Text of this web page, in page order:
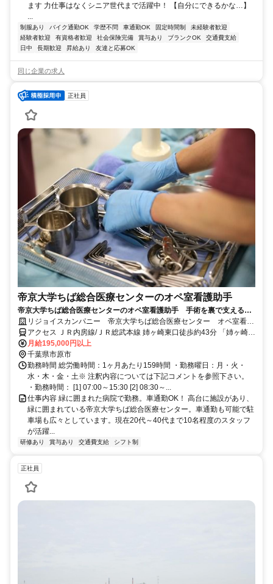
ます 力仕事はなくシニア世代まで活躍中！ 【自分にできるかな…】
...
制服あり バイク通勤OK 学歴不問 車通勤OK 固定時間制
未経験者歓迎
経験者歓迎
有資格者歓迎 社会保険完備 賞与あり ブランクOK
交通費支給
日中
長期歓迎 昇給あり 友達と応募OK
同じ企業の求人
正社員
帝京大学ちば総合医療センターのオペ室看護助手
帝京大学ちば総合医療センターのオペ室看護助手 手術を裏で支えるお
仕事！リジョイスカンパニー 帝京大学ちば総合医療センター オペ室看護
助手
アクセス ＪＲ内房線/ＪＲ総武本線 姉ヶ崎東口徒歩約43分 「姉ヶ崎
駅」よりバス15分
月給195,000円以上
千葉県市原市
勤務時間 総労働時間：1ヶ月あたり159時間 ・勤務曜日：月・火・
水・木・金・土※ 注釈内容については下記コメントを参照下さい。
・勤務時間： [1] 07:00～15:30 [2] 08:30～...
仕事内容 緑に囲まれた病院で勤務。車通勤OK！ 高台に施設があり、
緑に囲まれている帝京大学ちば総合医療センター。車通勤も可能で駐
車場も広々としています。現在20代～40代まで10名程度のスタッフ
が活躍...
研修あり 賞与あり 交通費支給 シフト制
正社員